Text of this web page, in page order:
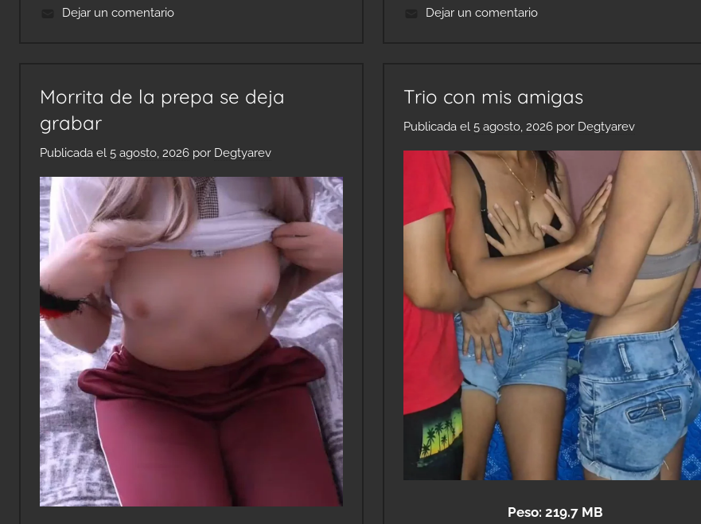
Dejar un comentario
Dejar un comentario
Morrita de la prepa se deja
grabar
Publicada el 5 agosto, 2026 por Degtyarev
Trio con mis amigas
Publicada el5 agosto, 2026 por Degtyarev
Peso: 219.7 MB